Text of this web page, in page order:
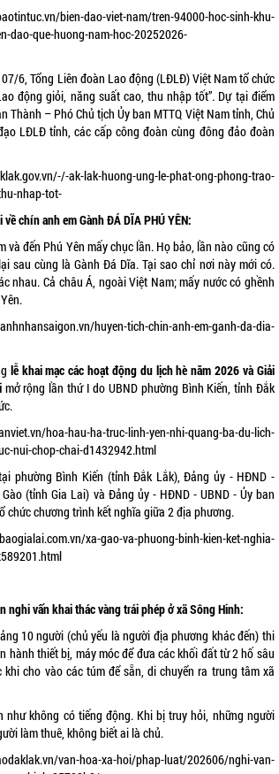
bien-dao-viet-nam/tren-94000-hoc-sinh-khu-
dao-que-huong-nam-hoc-20252026-
6, Tổng Liên đoàn Lao động (LĐLĐ) Việt Nam tổ chức
động giỏi, năng suất cao, thu nhập tốt”. Dự tại điểm
Thành – Phó Chủ tịch Ủy ban MTTQ Việt Nam tỉnh, Chủ
LĐLĐ tỉnh, các cấp công đoàn cùng đông đảo đoàn
ak-lak-huong-ung-le-phat-ong-phong-trao-
nhap-tot-
chín anh em Gành ĐÁ DĨA PHÚ YÊN:
và đến Phú Yên mấy chục lần. Họ bảo, lần nào cũng có
sau cùng là Gành Đá Dĩa. Tại sao chỉ nơi này mới có.
nhau. Cả châu Á, ngoài Việt Nam; mấy nước có ghềnh
huyen-tich-chin-anh-em-ganh-da-dia-
lễ khai mạc các hoạt động du lịch hè năm 2026 và Giải
mở rộng lần thứ I do UBND phường Bình Kiến, tỉnh Đắk
hoa-hau-ha-truc-linh-yen-nhi-quang-ba-du-lich-
nui-chop-chai-d1432942.html
phường Bình Kiến (tỉnh Đắk Lắk), Đảng ủy - HĐND -
(tỉnh Gia Lai) và Đảng ủy - HĐND - UBND - Ủy ban
chức chương trình kết nghĩa giữa 2 địa phương.
xa-gao-va-phuong-binh-kien-ket-nghia-
nghi vấn khai thác vàng trái phép ở xã Sông Hinh:
10 người (chủ yếu là người địa phương khác đến) thi
hành thiết bị, máy móc để đưa các khối đất từ 2 hố sâu
cho vào các túm để sẵn, di chuyển ra trung tâm xã
như không có tiếng động. Khi bị truy hỏi, những người
làm thuê, không biết ai là chủ.
van-hoa-xa-hoi/phap-luat/202606/nghi-van-